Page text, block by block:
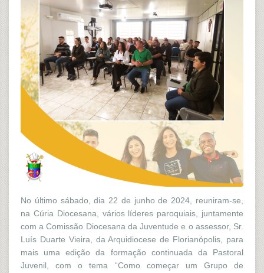
No último sábado, dia 22 de junho de 2024, reuniram-se,
na Cúria Diocesana, vários líderes paroquiais, juntamente
com a Comissão Diocesana da Juventude e o assessor, Sr.
Luís Duarte Vieira, da Arquidiocese de Florianópolis, para
mais uma edição da formação continuada da Pastoral
Juvenil, com o tema “Como começar um Grupo de